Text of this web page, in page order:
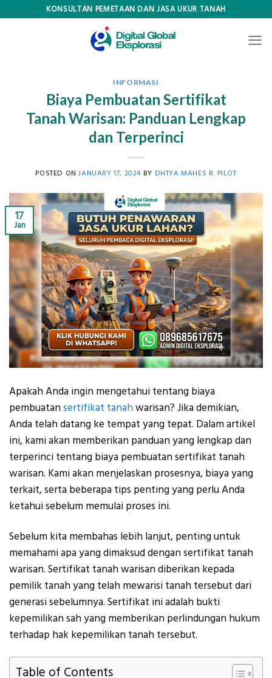
KONSULTAN PEMETAAN DAN JASA UKUR TANAH
INFORMASI
Biaya Pembuatan Sertifikat
Tanah Warisan: Panduan Lengkap
dan Terperinci
POSTED ONJANUARY 17, 2024 BY DHTYA MAHES R. PILOT
17
Jan
Apakah Anda ingin mengetahui tentang biaya
pembuatansertifikat tanahwarisan? Jika demikian,
Anda telah datang ke tempat yang tepat. Dalam artikel
ini, kami akan memberikan panduan yang lengkap dan
terperinci tentang biaya pembuatan sertifikat tanah
warisan. Kami akan menjelaskan prosesnya, biaya yang
terkait, serta beberapa tips penting yang perlu Anda
ketahui sebelum memulai proses ini.
Sebelum kita membahas lebih lanjut, penting untuk
memahami apa yang dimaksud dengan sertifikat tanah
warisan. Sertifikat tanah warisan diberikan kepada
pemilik tanah yang telah mewarisi tanah tersebut dari
generasi sebelumnya. Sertifikat ini adalah bukti
kepemilikan sah yang memberikan perlindungan hukum
terhadap hak kepemilikan tanah tersebut.
Table of Contents